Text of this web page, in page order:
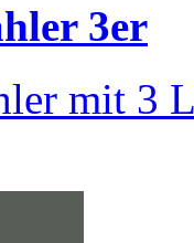
3er
mit 3